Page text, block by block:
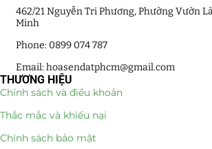
Quà Tặng 20 11
Sen Đá DECOR
Bình Hoa Sen Đá
Bó Hoa Sen Đá
Hoa Cưới Sen Đá
462/21 Nguyễn Tri Phương, Phường Vườn
Minh
Phone: 0899 074 787
Email: hoasendatphcm@gmail.com
THƯƠNG HIỆU
Chính sách và điều khoản
Thắc mắc và khiếu nại
Chính sách bảo mật